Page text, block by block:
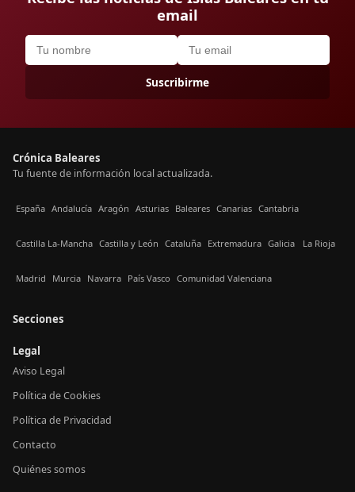
email
Suscribirme
Crónica Baleares
Tu fuente de información local actualizada.
España Andalucía Aragón Asturias Baleares Canarias Cantabria
Castilla La-Mancha Castilla y León Cataluña Extremadura Galicia La Rioja
Madrid Murcia Navarra País Vasco Comunidad Valenciana
Secciones
Legal
Aviso Legal
Política de Cookies
Política de Privacidad
Contacto
Quiénes somos